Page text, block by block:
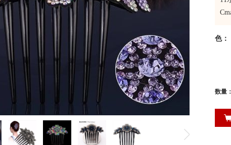
色：
数量：